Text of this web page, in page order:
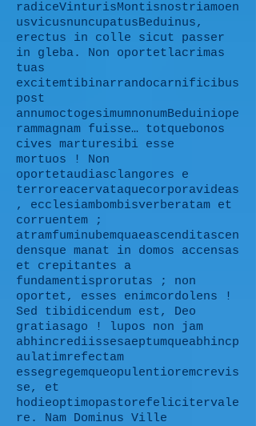
radiceVinturisMontisnostriamoen
usvicusnuncupatusBeduinus,
erectus in colle sicut passer
in gleba. Non oportetlacrimas
tuas
excitemtibinarrandocarnificibus
post
annumoctogesimumnonumBeduiniope
rammagnam fuisse… totquebonos
cives marturesibi esse
mortuos ! Non
oportetaudiasclangores e
terroreacervataquecorporavideas
, ecclesiambombisverberatam et
corruentem ;
atramfuminubemquaeascenditascen
densque manat in domos accensas
et crepitantes a
fundamentisprorutas ; non
oportet, esses enimcordolens !
Sed tibidicendum est, Deo
gratiasago ! lupos non jam
abhincrediissesaeptumqueabhincp
aulatimrefectam
essegregemqueopulentioremcrevis
se, et
hodieoptimopastorefelicitervale
re. Nam Dominus Ville